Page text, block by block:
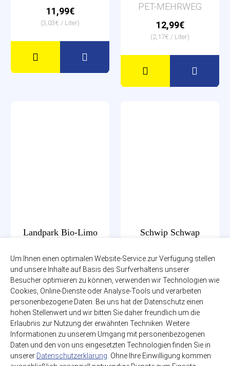
11,99€
(3,03€ / Liter)
PET-MEHRWEG
12,99€
(2,17€ / Liter)
Landpark Bio-Limo
12 x 0,75l
zzgl. 3,30€ Pfand
Glas-MEHRWEG
12,79€
(1,42€ / Liter)
Schwip Schwap
zzgl. 3,30€ Pfand
PET-MEHRWEG
14,99€
(1,25€ / Liter)
Um Ihnen einen optimalen Website-Service zur Verfügung stellen
und unsere Inhalte auf Basis des Surfverhaltens unserer
Besucher optimieren zu können, verwenden wir Technologien wie
Cookies, Online-Dienste oder Analyse-Tools und verarbeiten
personenbezogene Daten. Bei uns hat der Datenschutz einen
hohen Stellenwert und wir bitten Sie daher freundlich um die
Erlaubnis zur Nutzung der erwähnten Techniken. Weitere
Informationen zu unserem Umgang mit personenbezogenen
Daten und den von uns eingesetzten Technologien finden Sie in
unserer Datenschutzerklärung . Ohne Ihre Einwilligung kommen